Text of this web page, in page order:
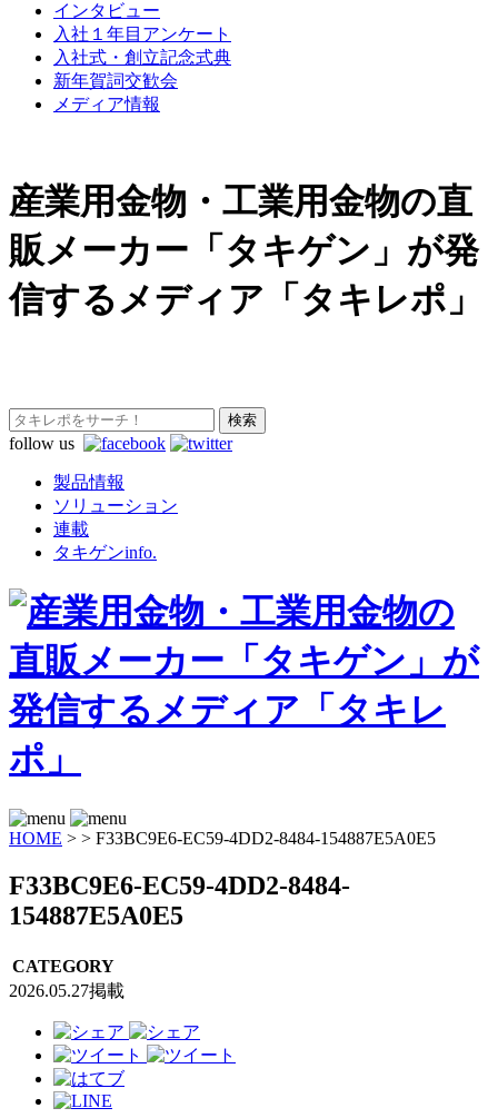
インタビュー
入社１年目アンケート
入社式・創立記念式典
新年賀詞交歓会
メディア情報
産業用金物・工業用金物の直
販メーカー「タキゲン」が発
信するメディア「タキレポ」
follow us
製品情報
ソリューション
連載
タキゲンinfo.
HOME > > F33BC9E6-EC59-4DD2-8484-154887E5A0E5
F33BC9E6-EC59-4DD2-8484-
154887E5A0E5
CATEGORY
2026.05.27掲載